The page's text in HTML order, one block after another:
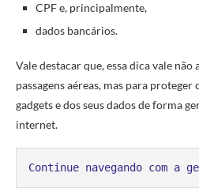
CPF e, principalmente,
dados bancários.
Vale destacar que, essa dica vale não
passagens aéreas, mas para
gadgets e dos seus dados de forma
internet.
Continue navegando com a